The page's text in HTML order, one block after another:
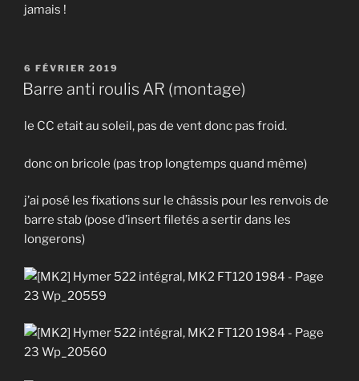
jamais !
PUBLIÉ
LE
6 FÉVRIER 2019
Barre anti roulis AR (montage)
le CC etait au soleil, pas de vent donc pas froid.
donc on bricole (pas trop longtemps quand même)
j’ai posé les fixations sur le châssis pour les renvois de
barre stab (pose d’insert filetés a sertir dans les
longerons)